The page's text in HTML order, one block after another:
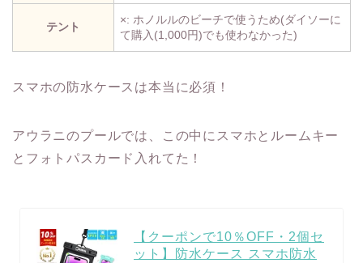
テント
×: ホノルルのビーチで使うため(ダイソーに
て購入(1,000円)でも使わなかった)
スマホの防水ケースは本当に必須！
アウラニのプールでは、この中にスマホとルームキー
とフォトパスカード入れてた！
【クーポンで10％OFF・2個セ
ット】防水ケース スマホ防水